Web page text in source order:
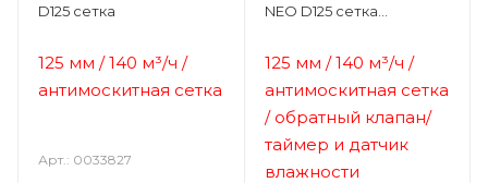
D125 сетка
125 мм / 140 м³/ч /
антимоскитная сетка
Арт.: 0033827
NEO D125 сетка
125 мм / 140 м³/ч /
антимоскитная сетка
/ обратный клапан/
таймер и датчик
влажности